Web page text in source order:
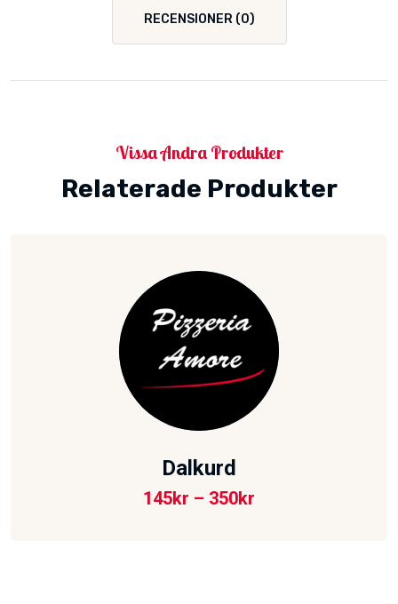
RECENSIONER (0)
Vissa Andra Produkter
Relaterade Produkter
Dalkurd
145kr – 350kr